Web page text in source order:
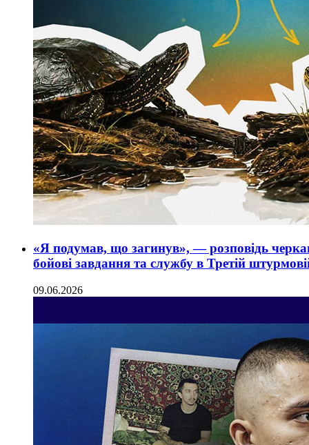
«Я подумав, що загинув», — розповідь
бойові завдання та службу в Третій
09.06.2026